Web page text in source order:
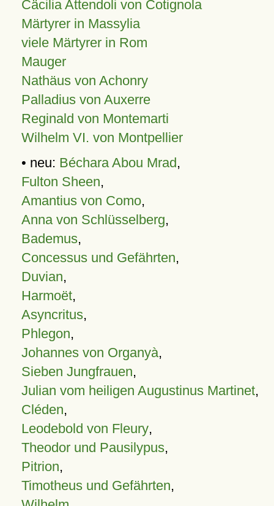
Cäcilia Attendoli von Cotignola
Märtyrer in Massylia
viele Märtyrer in Rom
Mauger
Nathäus von Achonry
Palladius von Auxerre
Reginald von Montemarti
Wilhelm VI. von Montpellier
• neu: Béchara Abou Mrad,
Fulton Sheen,
Amantius von Como,
Anna von Schlüsselberg,
Bademus,
Concessus und Gefährten,
Duvian,
Harmoët,
Asyncritus,
Phlegon,
Johannes von Organyà,
Sieben Jungfrauen,
Julian vom heiligen Augustinus Martinet,
Cléden,
Leodebold von Fleury,
Theodor und Pausilypus,
Pitrion,
Timotheus und Gefährten,